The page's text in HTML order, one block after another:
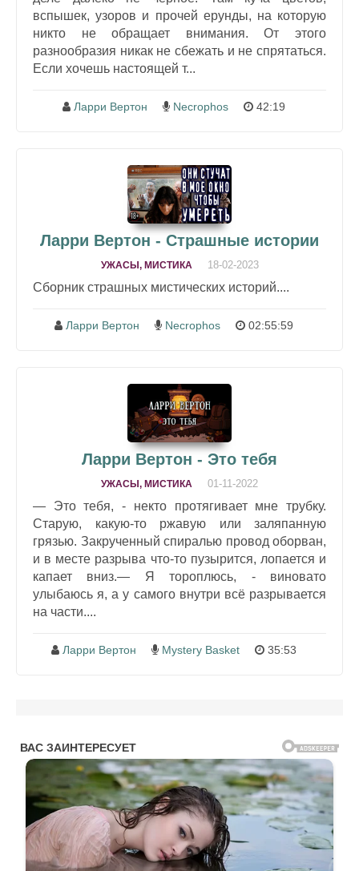
вспышек, узоров и прочей ерунды, на которую
никто не обращает внимания. От этого
разнообразия никак не сбежать и не спрятаться.
Если хочешь настоящей т...
Ларри Вертон Necrophos 42:19
Ларри Вертон - Страшные истории
УЖАСЫ, МИСТИКА 18-02-2023
Сборник страшных мистических историй....
Ларри Вертон Necrophos 02:55:59
Ларри Вертон - Это тебя
УЖАСЫ, МИСТИКА 01-11-2022
— Это тебя, - некто протягивает мне трубку.
Старую, какую-то ржавую или заляпанную
грязью. Закрученный спиралью провод оборван,
и в месте разрыва что-то пузырится, лопается и
капает вниз.— Я тороплюсь, - виновато
улыбаюсь я, а у самого внутри всё разрывается
на части....
Ларри Вертон Mystery Basket 35:53